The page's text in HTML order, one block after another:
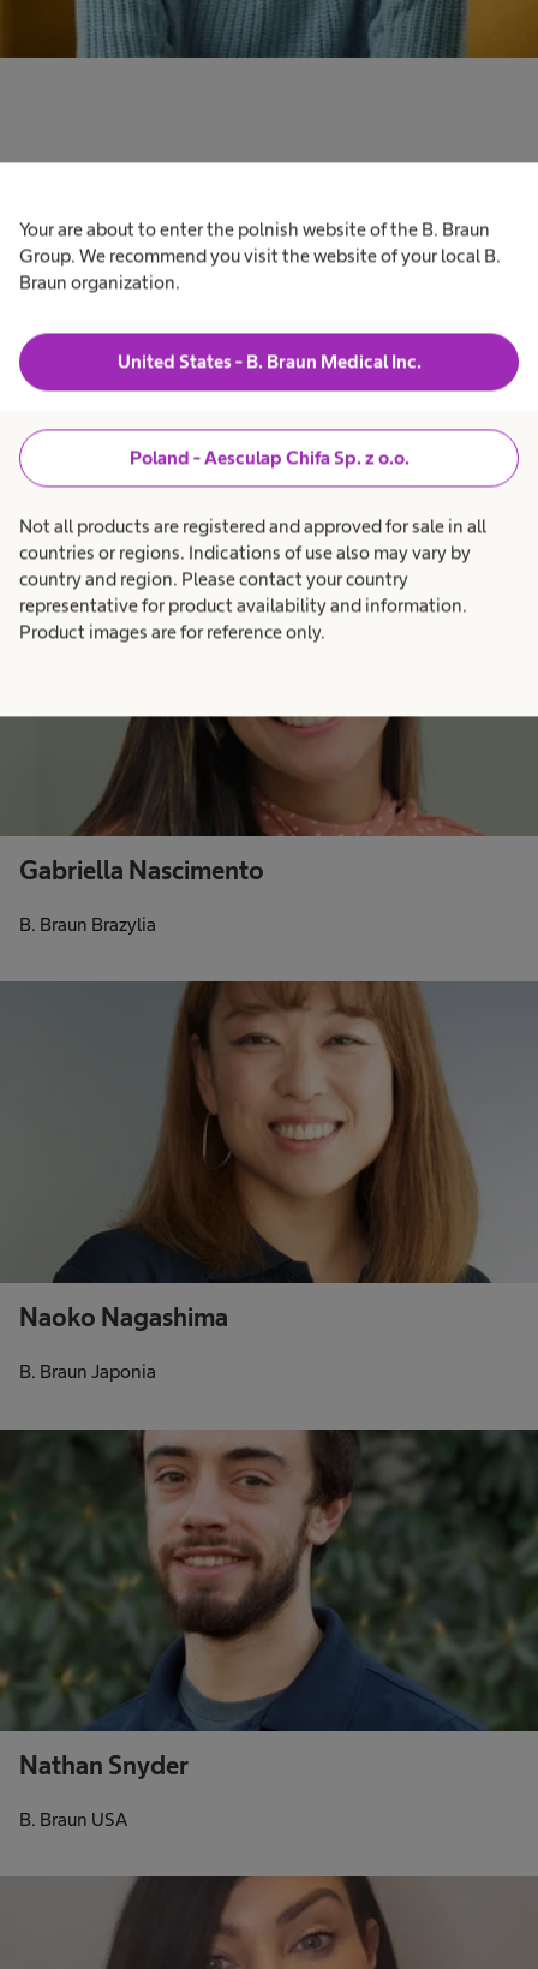
Your are about to enter the polnish website of the B. Braun
Group. We recommend you visit the website of your local B.
Braun organization.
United States - B. Braun Medical Inc.
Poland - Aesculap Chifa Sp. z o.o.
Not all products are registered and approved for sale in all
countries or regions. Indications of use also may vary by
country and region. Please contact your country
representative for product availability and information.
Product images are for reference only.
Dokumenty powiązane
Odkryj więcej historii
zmian
Gabriella Nascimento
B. Braun Brazylia
Naoko Nagashima
B. Braun Japonia
Nathan Snyder
B. Braun USA